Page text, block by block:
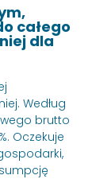
całego
dla
Według
brutto
Oczekuje